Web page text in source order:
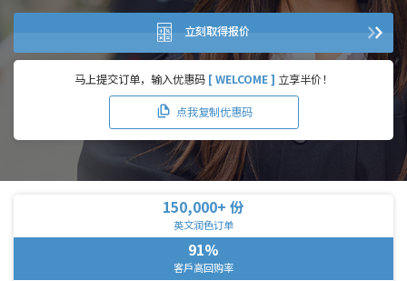
立刻取得报价
马上提交订单，输入优惠码 [ WELCOME ] 立享半价！
点我复制优惠码
150,000+ 份
英文润色订单
91%
客戶高回购率